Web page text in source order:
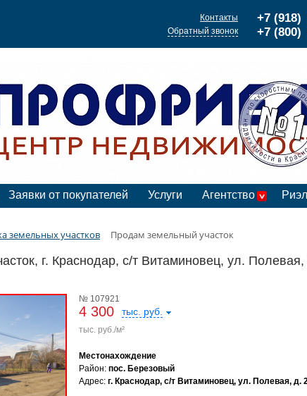
+7 (918)
+7 (800)
Контакты
Обратный звонок
Заявки от покупателей Услуги Агентство
земельных участков Продам земельный участок
г. Краснодар, с/т Витаминовец, ул.
№ 107921
4 300 тыс. руб.
тыс. руб./м²
Местонахождение
Район: пос. Березовый
Адрес: г. Краснодар, с/т Витаминовец, ул. Полевая, д.